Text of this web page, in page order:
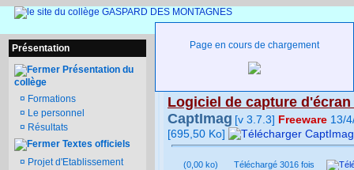
Page en cours de chargement
Présentation
Présentation du
collège
¤ Formations
¤ Le personnel
¤ Résultats
Textes officiels
¤ Projet d'Etablissement
Captimag
Logiciel de capture d'écran
CaptImag [v 3.7.3] Freeware 13/
[695,50 Ko]
(0,00 ko) Téléchargé 3016 fois